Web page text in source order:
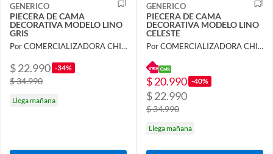
GENERICO
PIECERA DE CAMA
DECORATIVA MODELO LINO
GRIS
Por COMERCIALIZADORA CHIQUITITO SPA
$ 22.990 -34%
$ 34.990
Llega mañana
GENERICO
PIECERA DE CAMA
DECORATIVA MODELO LINO
CELESTE
Por COMERCIALIZADORA CHIQUITITO SPA
$ 20.990 -40%
$ 22.990
$ 34.990
Llega mañana